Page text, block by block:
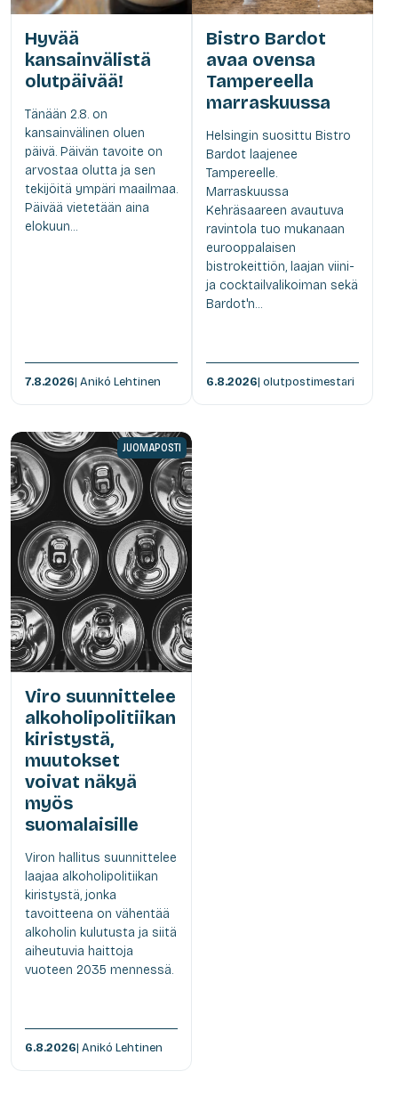
Hyvää
kansainvälistä
olutpäivää!
Tänään 2.8. on
kansainvälinen oluen
päivä. Päivän tavoite on
arvostaa olutta ja sen
tekijöitä ympäri maailmaa.
Päivää vietetään aina
elokuun...
7.8.2026| Anikó Lehtinen
Bistro Bardot
avaa ovensa
Tampereella
marraskuussa
Helsingin suosittu Bistro
Bardot laajenee
Tampereelle.
Marraskuussa
Kehräsaareen avautuva
ravintola tuo mukanaan
eurooppalaisen
bistrokeittiön, laajan viini-
ja cocktailvalikoiman sekä
Bardot'n...
6.8.2026| olutpostimestari
JUOMAPOSTI
Viro suunnittelee
alkoholipolitiikan
kiristystä,
muutokset
voivat näkyä
myös
suomalaisille
Viron hallitus suunnittelee
laajaa alkoholipolitiikan
kiristystä, jonka
tavoitteena on vähentää
alkoholin kulutusta ja siitä
aiheutuvia haittoja
vuoteen 2035 mennessä.
6.8.2026| Anikó Lehtinen